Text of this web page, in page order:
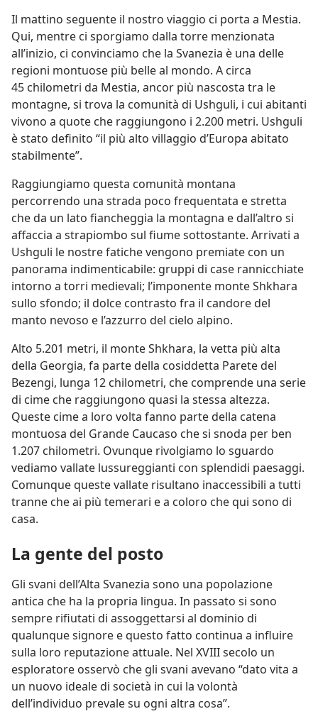
Il mattino seguente il nostro viaggio ci porta a Mestia.
Qui, mentre ci sporgiamo dalla torre menzionata
all’inizio, ci convinciamo che la Svanezia è una delle
regioni montuose più belle al mondo. A circa
45 chilometri da Mestia, ancor più nascosta tra le
montagne, si trova la comunità di Ushguli, i cui abitanti
vivono a quote che raggiungono i 2.200 metri. Ushguli
è stato definito “il più alto villaggio d’Europa abitato
stabilmente”.
Raggiungiamo questa comunità montana
percorrendo una strada poco frequentata e stretta
che da un lato fiancheggia la montagna e dall’altro si
affaccia a strapiombo sul fiume sottostante. Arrivati a
Ushguli le nostre fatiche vengono premiate con un
panorama indimenticabile: gruppi di case rannicchiate
intorno a torri medievali; l’imponente monte Shkhara
sullo sfondo; il dolce contrasto fra il candore del
manto nevoso e l’azzurro del cielo alpino.
Alto 5.201 metri, il monte Shkhara, la vetta più alta
della Georgia, fa parte della cosiddetta Parete del
Bezengi, lunga 12 chilometri, che comprende una serie
di cime che raggiungono quasi la stessa altezza.
Queste cime a loro volta fanno parte della catena
montuosa del Grande Caucaso che si snoda per ben
1.207 chilometri. Ovunque rivolgiamo lo sguardo
vediamo vallate lussureggianti con splendidi paesaggi.
Comunque queste vallate risultano inaccessibili a tutti
tranne che ai più temerari e a coloro che qui sono di
casa.
La gente del posto
Gli svani dell’Alta Svanezia sono una popolazione
antica che ha la propria lingua. In passato si sono
sempre rifiutati di assoggettarsi al dominio di
qualunque signore e questo fatto continua a influire
sulla loro reputazione attuale. Nel XVIII secolo un
esploratore osservò che gli svani avevano “dato vita a
un nuovo ideale di società in cui la volontà
dell’individuo prevale su ogni altra cosa”.